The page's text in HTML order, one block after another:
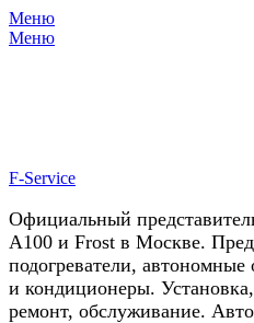
Меню
Меню
F-Service
Официальный
А100 и Frost в Москве.
подогреватели, автономные
и кондиционеры.
ремонт, обслуживание.
У нас